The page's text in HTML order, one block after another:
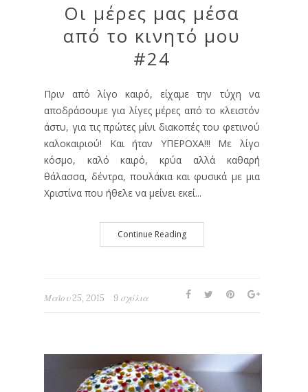
Οι μέρες μας μέσα
από το κινητό μου
#24
Πριν από λίγο καιρό, είχαμε την τύχη να
αποδράσουμε για λίγες μέρες από το κλειστόν
άστυ, για τις πρώτες μίνι διακοπές του φετινού
καλοκαιριού! Και ήταν ΥΠΕΡΟΧΑ!!! Με λίγο
κόσμο, καλό καιρό, κρύα αλλά καθαρή
θάλασσα, δέντρα, πουλάκια και φυσικά με μια
Χριστίνα που ήθελε να μείνει εκεί...
Continue Reading
Μαΐου 25, 2015 9 σχόλια